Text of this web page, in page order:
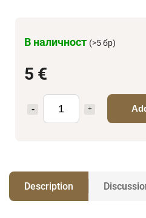
5 €
В наличност (>5 бр)
Description